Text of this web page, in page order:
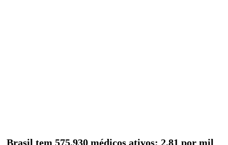
Brasil tem 575.930 médicos ativos: 2,81 por mil